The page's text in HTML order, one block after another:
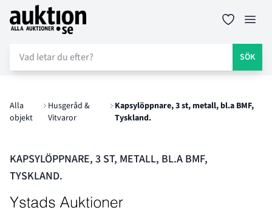
Auktion.se
SÖK
Alla
objekt
Husgeråd &
Vitvaror
Kapsylöppnare, 3 st, metall, bl.a BMF,
Tyskland.
KAPSYLÖPPNARE, 3 ST, METALL, BL.A BMF,
TYSKLAND.